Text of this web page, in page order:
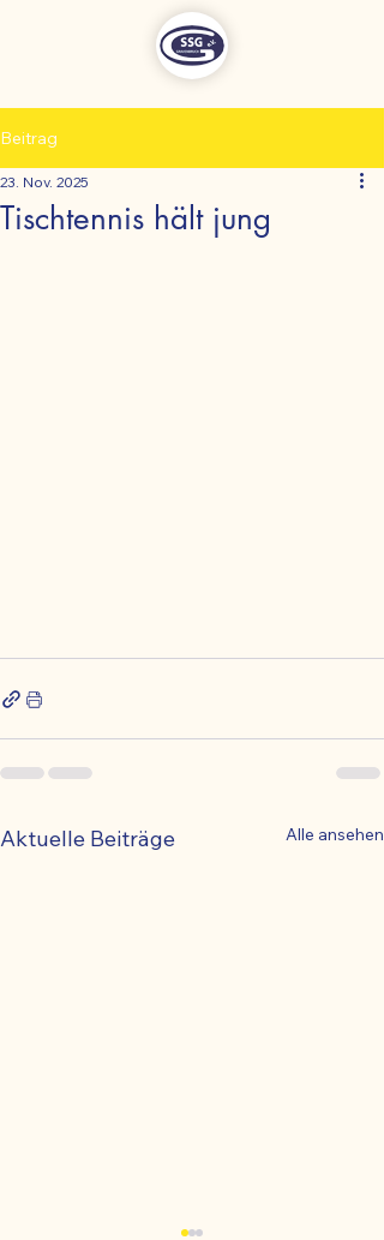
Beitrag
Tischtennis hält jung
23. Nov. 2025
Aktuelle Beiträge Alle ansehen